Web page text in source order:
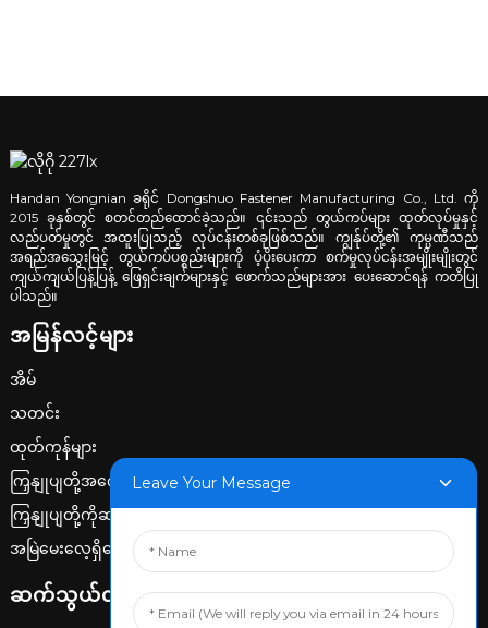
Handan Yongnian ခရိုင် Dongshuo Fastener Manufacturing Co., Ltd. ကို
2015 ခုနှစ်တွင် စတင်တည်ထောင်ခဲ့သည်။ ၎င်းသည် တွယ်ကပ်များ ထုတ်လုပ်မှုနှင့်
လည်ပတ်မှုတွင် အထူးပြုသည့် လုပ်ငန်းတစ်ခုဖြစ်သည်။ ကျွန်ုပ်တို့၏ ကုမ္ပဏီသည်
အရည်အသွေးမြင့် တွယ်ကပ်ပစ္စည်းများကို ပံ့ပိုးပေးကာ စက်မှုလုပ်ငန်းအမျိုးမျိုးတွင်
ကျယ်ကျယ်ပြန့်ပြန့် ဖြေရှင်းချက်များနှင့် ဖောက်သည်များအား ပေးဆောင်ရန် ကတိပြု
ပါသည်။
အမြန်လင့်များ
အိမ်
သတင်း
ထုတ်ကုန်များ
ကြှနျုပျတို့အကွောငျး
ကြှနျုပျတို့ကိုဆကျသှယျရနျ
အမြဲမေးလေ့ရှိသောမေးခွန်းများ
ဆက်သွယ်လိုက်ပါ။
Leave Your Message